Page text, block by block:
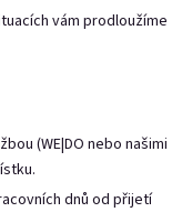
vám prodloužíme
(WE|DO nebo našimi
dnů od přijetí